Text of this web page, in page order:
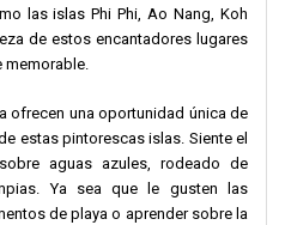
las islas Phi Phi, Ao Nang, Koh
de estos encantadores lugares
memorable.
ofrecen una oportunidad única de
estas pintorescas islas. Siente el
aguas azules, rodeado de
Ya sea que le gusten las
de playa o aprender sobre la